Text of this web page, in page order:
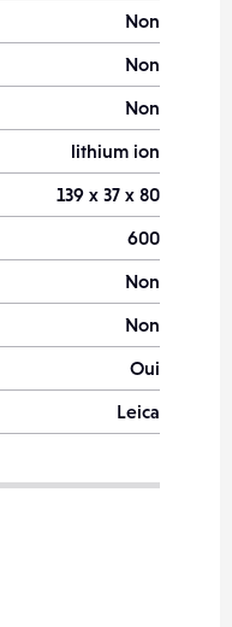
Non
Non
Non
lithium ion
139 x 37 x 80
600
Non
Non
Oui
Leica